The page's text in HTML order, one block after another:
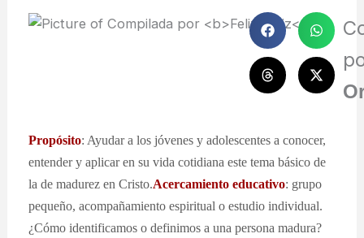
Propósito: Ayudar a los jóvenes y adolescentes a conocer,
entender y aplicar en su vida cotidiana este tema básico de
la de madurez en Cristo.Acercamiento educativo: grupo
pequeño, acompañamiento espiritual o estudio individual.
¿Cómo identificamos o definimos a una persona madura?